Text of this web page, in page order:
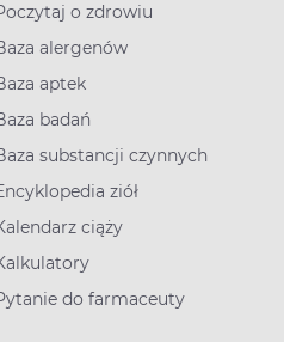
o zdrowiu
alergenów
aptek
badań
substancji czynnych
ziół
ciąży
do farmaceuty